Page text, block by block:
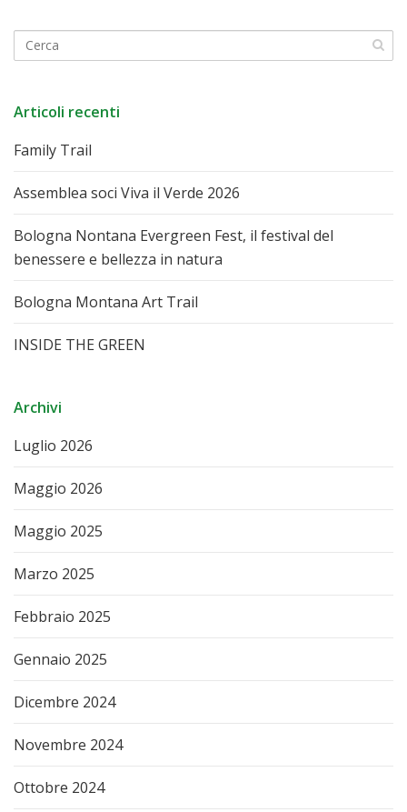
Articoli recenti
Family Trail
Assemblea soci Viva il Verde 2026
Bologna Nontana Evergreen Fest, il festival del
benessere e bellezza in natura
Bologna Montana Art Trail
INSIDE THE GREEN
Archivi
Luglio 2026
Maggio 2026
Maggio 2025
Marzo 2025
Febbraio 2025
Gennaio 2025
Dicembre 2024
Novembre 2024
Ottobre 2024